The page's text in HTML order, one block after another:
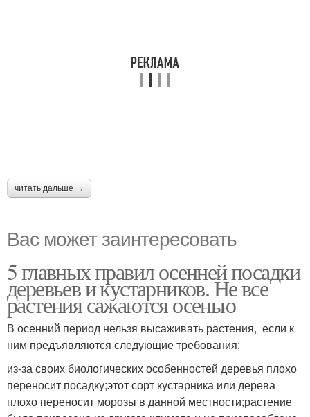
читать дальше →
Вас может заинтересовать
5 главных правил осенней посадки
деревьев и кустарников. Не все
растения сажаются осенью
В осенний период нельзя высаживать растения, если к
ним предъявляются следующие требования:
из-за своих биологических особенностей деревья плохо
переносит посадку;этот сорт кустарника или дерева
плохо переносит морозы в данной местности;растение